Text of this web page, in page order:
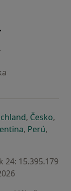
stránka
záložce
v nové záložce
se otevře v
, Českose
,
záložce
v nové
se otevře v
, Perúse
,
24: 15.395.179